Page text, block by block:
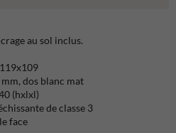
au sol inclus.
dos blanc mat
(hxlxl)
de classe 3
face